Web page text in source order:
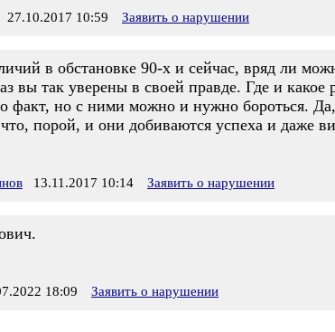
27.10.2017 10:59 Заявить о нарушении
в обстановке 90-х и сейчас, вряд ли
вы так уверены в своей правде. Где и
факт, но с ними можно и нужно бороться.
порой, и они добиваются успеха и даже
13.11.2017 10:14 Заявить о нарушении
18:09 Заявить о нарушении